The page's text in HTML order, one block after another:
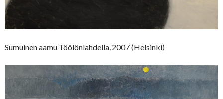
Sumuinen aamu Töölönlahdella, 2007 (Helsinki)